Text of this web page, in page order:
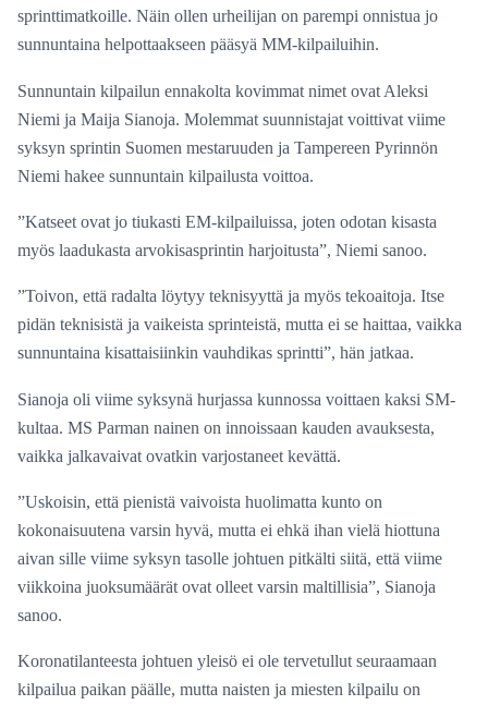
sprinttimatkoille. Näin ollen urheilijan on parempi onnistua jo
sunnuntaina helpottaakseen pääsyä MM-kilpailuihin.
Sunnuntain kilpailun ennakolta kovimmat nimet ovat Aleksi
Niemi ja Maija Sianoja. Molemmat suunnistajat voittivat viime
syksyn sprintin Suomen mestaruuden ja Tampereen Pyrinnön
Niemi hakee sunnuntain kilpailusta voittoa.
”Katseet ovat jo tiukasti EM-kilpailuissa, joten odotan kisasta
myös laadukasta arvokisasprintin harjoitusta”, Niemi sanoo.
”Toivon, että radalta löytyy teknisyyttä ja myös tekoaitoja. Itse
pidän teknisistä ja vaikeista sprinteistä, mutta ei se haittaa, vaikka
sunnuntaina kisattaisiinkin vauhdikas sprintti”, hän jatkaa.
Sianoja oli viime syksynä hurjassa kunnossa voittaen kaksi SM-
kultaa. MS Parman nainen on innoissaan kauden avauksesta,
vaikka jalkavaivat ovatkin varjostaneet kevättä.
”Uskoisin, että pienistä vaivoista huolimatta kunto on
kokonaisuutena varsin hyvä, mutta ei ehkä ihan vielä hiottuna
aivan sille viime syksyn tasolle johtuen pitkälti siitä, että viime
viikkoina juoksumäärät ovat olleet varsin maltillisia”, Sianoja
sanoo.
Koronatilanteesta johtuen yleisö ei ole tervetullut seuraamaan
kilpailua paikan päälle, mutta naisten ja miesten kilpailu on